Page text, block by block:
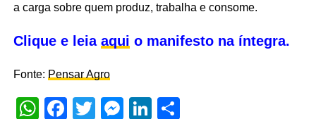
a carga sobre quem produz, trabalha e consome.
Clique e leia aqui o manifesto na íntegra.
Fonte: Pensar Agro
WhatsApp
Facebook
TwitterMessenger
LinkedIn